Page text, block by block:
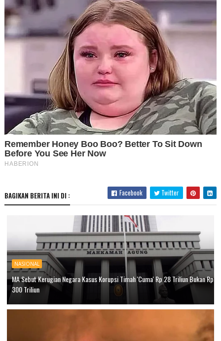
BAGIKAN BERITA INI DI : Facebook Twitter
NASIONAL
MA Sebut Kerugian Negara Kasus Korupsi Timah 'Cuma' Rp 28 Triliun Bukan Rp
300 Triliun